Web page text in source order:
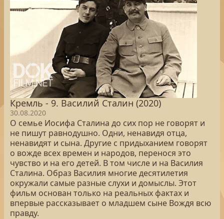
Кремль - 9. Василий Сталин (2020)
30.08.2020
О семье Иосифа Сталина до сих пор не говорят и
не пишут равнодушно. Одни, ненавидя отца,
ненавидят и сына. Другие с придыханием говорят
о вожде всех времен и народов, перенося это
чувство и на его детей. В том числе и на Василия
Сталина. Образ Василия многие десятилетия
окружали самые разные слухи и домыслы. Этот
фильм основан только на реальных фактах и
впервые рассказывает о младшем сыне Вождя всю
правду.